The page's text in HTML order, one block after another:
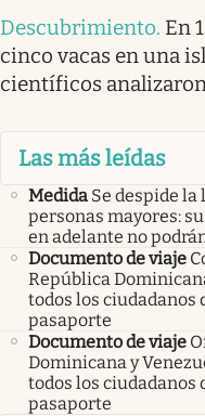
Descubrimiento. En
cinco vacas en una
científicos
Las más leídas
Medida Se despide
personas mayores:
en adelante no
Documento de viaje
República
todos los ciudadanos
pasaporte
Documento de viaje
Dominicana y
todos los ciudadanos
pasaporte